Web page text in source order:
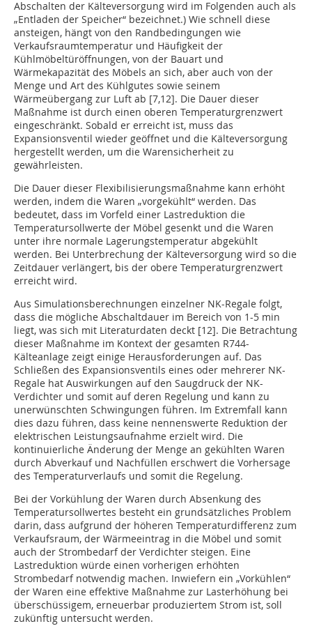
Abschalten der Kälteversorgung wird im Folgenden auch als
„Entladen der Speicher“ bezeichnet.) Wie schnell diese
ansteigen, hängt von den Randbedingungen wie
Verkaufsraumtemperatur und Häufigkeit der
Kühlmöbeltüröffnungen, von der Bauart und
Wärmekapazität des Möbels an sich, aber auch von der
Menge und Art des Kühlgutes sowie seinem
Wärmeübergang zur Luft ab [7,12]. Die Dauer dieser
Maßnahme ist durch einen oberen Temperaturgrenzwert
eingeschränkt. Sobald er erreicht ist, muss das
Expansionsventil wieder geöffnet und die Kälteversorgung
hergestellt werden, um die Warensicherheit zu
gewährleisten.
Die Dauer dieser Flexibilisierungsmaßnahme kann erhöht
werden, indem die Waren „vorgekühlt“ werden. Das
bedeutet, dass im Vorfeld einer Lastreduktion die
Temperatursollwerte der Möbel gesenkt und die Waren
unter ihre normale Lagerungstemperatur abgekühlt
werden. Bei Unterbrechung der Kälteversorgung wird so die
Zeitdauer verlängert, bis der obere Temperaturgrenz­wert
erreicht wird.
Aus Simulationsberechnungen einzelner NK-Regale folgt,
dass die mögliche Abschaltdauer im Bereich von 1-5 min
liegt, was sich mit Literaturdaten deckt [12]. Die Betrachtung
dieser Maßnahme im Kontext der gesamten R744-
Kälteanlage zeigt einige Herausforderungen auf. Das
Schließen des Expansionsventils eines oder mehrerer NK-
Regale hat Auswirkungen auf den Saugdruck der NK-
Verdichter und somit auf deren Regelung und kann zu
unerwünschten Schwingungen führen. Im Extremfall kann
dies dazu führen, dass keine nennenswerte Reduktion der
elektrischen Leistungsaufnahme erzielt wird. Die
kontinuierliche Änderung der Menge an gekühlten Waren
durch Abverkauf und Nachfüllen erschwert die Vorhersage
des Temperaturverlaufs und somit die Regelung.
Bei der Vorkühlung der Waren durch Absenkung des
Temperatursollwertes besteht ein grundsätzliches Problem
darin, dass aufgrund der höheren Temperaturdifferenz zum
Verkaufsraum, der Wärmeeintrag in die Möbel und somit
auch der Strombedarf der Verdichter steigen. Eine
Lastreduktion würde einen vorherigen erhöhten
Strombedarf notwendig machen. Inwiefern ein „Vorkühlen“
der Waren eine effektive Maßnahme zur Lasterhöhung bei
überschüssigem, erneuerbar produziertem Strom ist, soll
zukünftig untersucht werden.